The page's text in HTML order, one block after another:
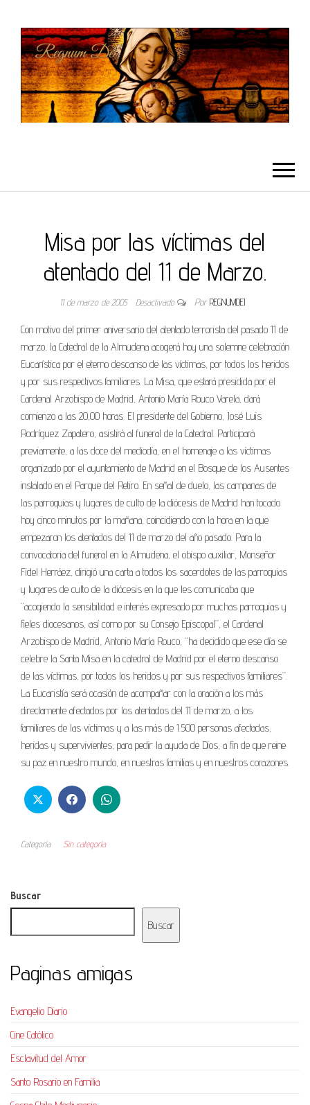
Misa por las víctimas del
atentado del 11 de Marzo.
11 de marzo de 2005 Desactivado Por REGNUMDEI
Con motivo del primer aniversario del atentado terrorista del pasado 11 de
marzo, la Catedral de la Almudena acogerá hoy una solemne celebración
Eucarística por el eterno descanso de las víctimas, por todos los heridos
y por sus respectivos familiares. La Misa, que estará presidida por el
Cardenal Arzobispo de Madrid, Antonio María Rouco Varela, dará
comienzo a las 20,00 horas. El presidente del Gobierno, José Luis
Rodríguez Zapatero, asistirá al funeral de la Catedral. Participará
previamente, a las doce del mediodía, en el homenaje a las víctimas
organizado por el ayuntamiento de Madrid en el Bosque de los Ausentes
instalado en el Parque del Retiro. En señal de duelo, las campanas de
las parroquias y lugares de culto de la diócesis de Madrid han tocado
hoy cinco minutos por la mañana, coincidiendo con la hora en la que
empezaron los atentados del 11 de marzo del año pasado. Para la
convocatoria del funeral en la Almudena, el obispo auxiliar, Monseñor
Fidel Herráez, dirigió una carta a todos los sacerdotes de las parroquias
y lugares de culto de la diócesis en la que les comunicaba que
“acogiendo la sensibilidad e interés expresado por muchas parroquias y
fieles diocesanos, así como por su Consejo Episcopal”, el Cardenal
Arzobispo de Madrid, Antonio María Rouco, “ha decidido que ese día se
celebre la Santa Misa en la catedral de Madrid por el eterno descanso
de las víctimas, por todos los heridos y por sus respectivos familiares”.
La Eucaristía será ocasión de acompañar con la oración a los más
directamente afectados por los atentados del 11 de marzo, a los
familiares de las víctimas y a las más de 1.500 personas afectadas,
heridas y supervivientes, para pedir la ayuda de Dios, a fin de que reine
su paz en nuestro mundo, en nuestras familias y en nuestros corazones.
Categoría Sin categoría
Buscar
Buscar
Paginas amigas
Evangelio Diario
Cine Católico
Esclavitud del Amor
Santo Rosario en Familia